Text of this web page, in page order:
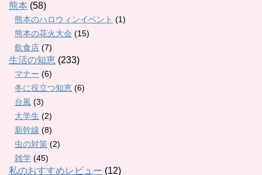
熊本 (58)
熊本のハロウィンイベント (1)
熊本の花火大会 (15)
飲食店 (7)
生活の知恵 (233)
マナー (6)
冬に役立つ知恵 (6)
台風 (3)
大学生 (2)
新幹線 (8)
虫の対策 (2)
雑学 (45)
私のおすすめレビュー (12)